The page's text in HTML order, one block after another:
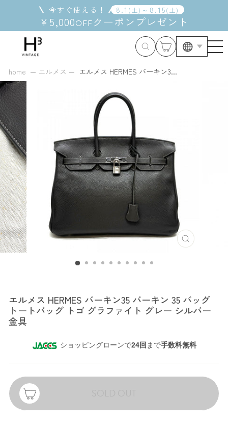
キ
ッ
プ
す
る
今すぐ使える！ 8 . 1 ( 土) ～ 8 . 15( 土)
¥5,000OFFクーポン プレゼント
home エルメス エルメス HERMES バーキン3...
エルメス HERMES バーキン35 バーキン 35 バッグ
トートバッグ トゴ グラファイト グレー シルバー
金具
ショッピングローンで24回 まで手数料無料